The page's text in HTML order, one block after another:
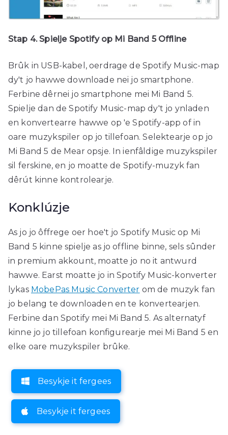
Stap 4. Spielje Spotify op Mi Band 5 Offline
Brûk in USB-kabel, oerdrage de Spotify Music-map
dy't jo hawwe downloade nei jo smartphone.
Ferbine dêrnei jo smartphone mei Mi Band 5.
Spielje dan de Spotify Music-map dy't jo ynladen
en konvertearre hawwe op 'e Spotify-app of in
oare muzykspiler op jo tillefoan. Selektearje op jo
Mi Band 5 de Mear opsje. In ienfâldige muzykspiler
sil ferskine, en jo moatte de Spotify-muzyk fan
dêrút kinne kontrolearje.
Konklúzje
As jo ​​​​jo ôffrege oer hoe't jo Spotify Music op Mi
Band 5 kinne spielje as jo offline binne, sels sûnder
in premium akkount, moatte jo no it antwurd
hawwe. Earst moatte jo in Spotify Music-konverter
lykas MobePas Music Converter om de muzyk fan
jo belang te downloaden en te konvertearjen.
Ferbine dan Spotify mei Mi Band 5. As alternatyf
kinne jo jo tillefoan konfigurearje mei Mi Band 5 en
elke oare muzykspiler brûke.
Besykje it fergees
Besykje it fergees